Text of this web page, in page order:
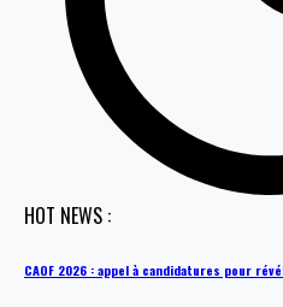
HOT NEWS :
CAOF 2026 : appel à candidatures pour